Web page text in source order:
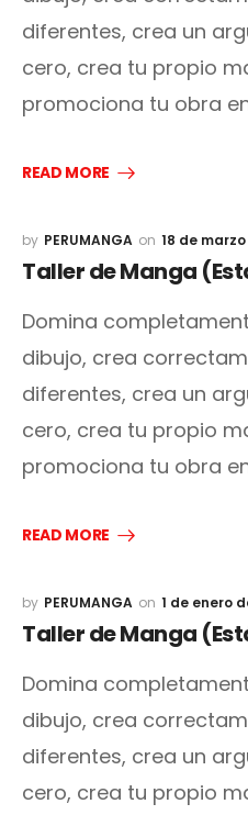
diferentes, crea un
cero, crea tu propio
promociona tu obra
READ MORE
PERUMANGA 18 de marzo
Taller de Manga
Domina
dibujo, crea
diferentes, crea un
cero, crea tu propio
promociona tu obra
READ MORE
PERUMANGA 1 de enero
Taller de Manga
Domina
dibujo, crea
diferentes, crea un
cero, crea tu propio